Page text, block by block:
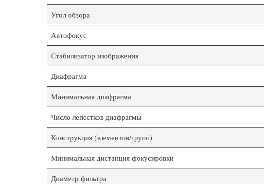
Угол обзора
Автофокус
Стабилизатор изображения
Диафрагма
Минимальная диафрагма
Число лепестков диафрагмы
Конструкция (элементов/групп)
Минимальная дистанция фокусировки
Диаметр фильтра